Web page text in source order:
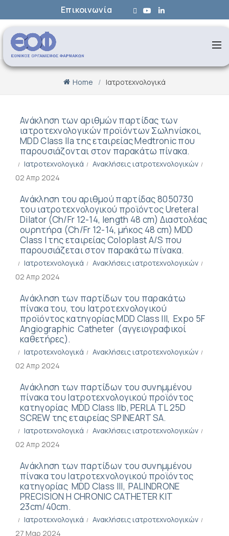
Επικοινωνία
Home Ιατροτεχνολογικά
Ανάκληση των αριθμών παρτίδας των
ιατροτεχνολογικών προϊόντων Σωληνίσκοι,
MDD Class IIa της εταιρείας Medtronic που
παρουσιάζονται στoν παρακάτω πίνακα.
Ιατροτεχνολογικά
Ανακλήσεις ιατροτεχνολογικών
02 Απρ 2024
Ανάκληση του αριθμού παρτίδας 8050730
του ιατροτεχνολογικού προϊόντος Ureteral
Dilator (Ch/Fr 12-14, length 48 cm) Διαστολέας
ουρητήρα (Ch/Fr 12-14, μήκος 48 cm) MDD
Class I της εταιρείας Coloplast A/S που
παρουσιάζεται στoν παρακάτω πίνακα.
Ιατροτεχνολογικά
Ανακλήσεις ιατροτεχνολογικών
02 Απρ 2024
Ανάκληση των παρτίδων του παρακάτω
πίνακα του, του Ιατροτεχνολογικού
προϊόντος κατηγορίας MDD Class III, Expo 5F
Angiographic Catheter (αγγειογραφικοί
καθετήρες).
Ιατροτεχνολογικά
Ανακλήσεις ιατροτεχνολογικών
02 Απρ 2024
Ανάκληση των παρτίδων του συνημμένου
πίνακα του Ιατροτεχνολογικού προϊόντος
κατηγορίας MDD Class IIb, PERLA TL 25D
SCREW της εταιρείας SPINEART SA.
Ιατροτεχνολογικά
Ανακλήσεις ιατροτεχνολογικών
02 Απρ 2024
Ανάκληση των παρτίδων του συνημμένου
πίνακα του Ιατροτεχνολογικού προϊόντος
κατηγορίας MDD Class III, PALINDRONE
PRECISION H CHRONIC CATHETER KIT
23cm/40cm.
Ιατροτεχνολογικά
Ανακλήσεις ιατροτεχνολογικών
27 Μαρ 2024